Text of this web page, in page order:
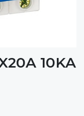
10KA